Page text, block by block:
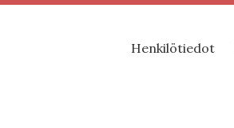
Henkilötiedot